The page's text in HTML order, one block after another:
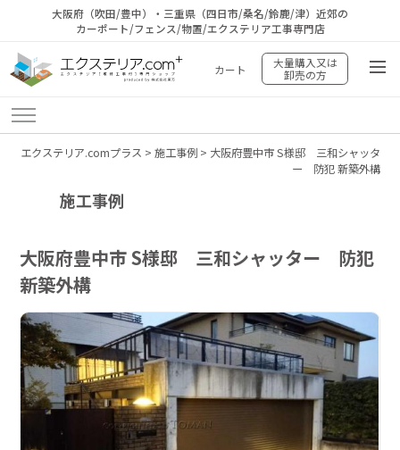
大阪府（吹田/豊中）・三重県（四日市/桑名/鈴鹿/津）近郊の
カーポート/フェンス/物置/エクステリア工事専門店
カート
大量購入又は
卸売の方
エクステリア.comプラス > 施工事例> 大阪府豊中市 S様邸 三和シャッタ
ー 防犯 新築外構
施工事例
大阪府豊中市 S様邸 三和シャッター 防犯
新築外構